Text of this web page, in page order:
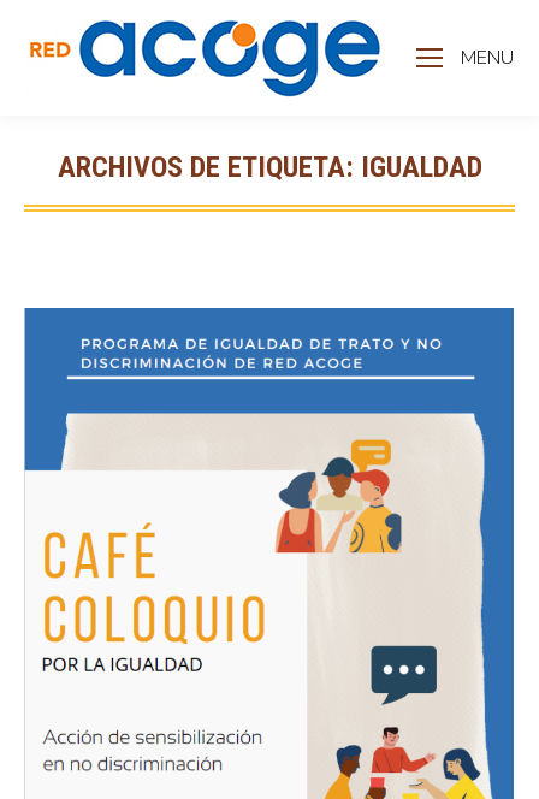
MENU
ARCHIVOS DE ETIQUETA: IGUALDAD
Estás aquí: